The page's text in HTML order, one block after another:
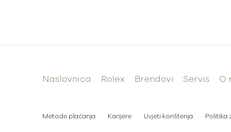
Naslovnica Rolex Brendovi Servis O
Metode plaćanja Karijere Uvjeti korištenja Politika